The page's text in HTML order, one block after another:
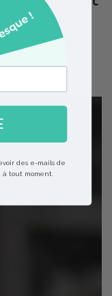
c'est notre
des e-mails de
à tout moment.